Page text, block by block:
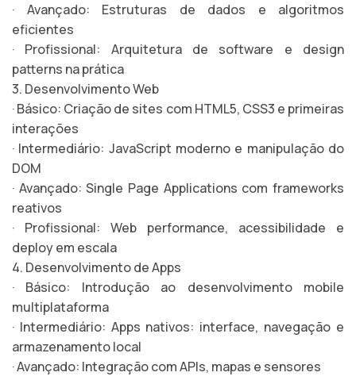
· Avançado: Estruturas de dados e algoritmos
eficientes
· Profissional: Arquitetura de software e design
patterns na prática
3. Desenvolvimento Web
· Básico: Criação de sites com HTML5, CSS3 e primeiras
interações
· Intermediário: JavaScript moderno e manipulação do
DOM
· Avançado: Single Page Applications com frameworks
reativos
· Profissional: Web performance, acessibilidade e
deploy em escala
4. Desenvolvimento de Apps
· Básico: Introdução ao desenvolvimento mobile
multiplataforma
· Intermediário: Apps nativos: interface, navegação e
armazenamento local
· Avançado: Integração com APIs, mapas e sensores